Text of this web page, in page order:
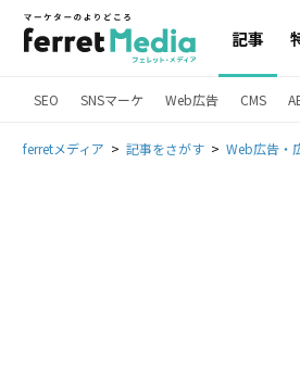
記事
SEO SNSマーケ Web広告 CMS
ferretメディア 記事をさがす Web広告・